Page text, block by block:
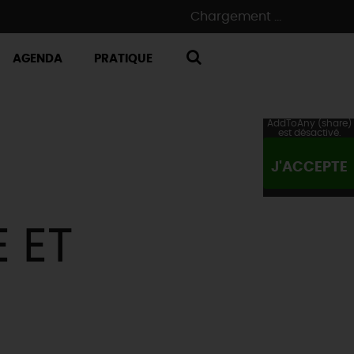
Chargement ...
AGENDA PRATIQUE
ET
AddToAny (share)
est désactivé.
J'ACCEPTE